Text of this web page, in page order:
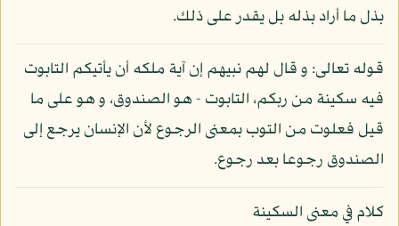
بذل ما أراد بذله بل يقدر على ذلك.
قوله تعالى: و قال لهم نبيهم إن آية ملكه أن يأتيكم التابوت
فيه سكينة من ربكم، التابوت - هو الصندوق، و هو على ما
قيل فعلوت من التوب بمعنى الرجوع لأن الإنسان يرجع إلى
الصندوق رجوعا بعد رجوع.
كلام في معنى السكينة